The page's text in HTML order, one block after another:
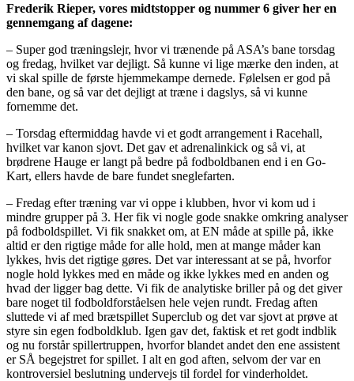
Frederik Rieper, vores midtstopper og nummer 6 giver her en
gennemgang af dagene:
– Super god træningslejr, hvor vi trænende på ASA’s bane torsdag
og fredag, hvilket var dejligt. Så kunne vi lige mærke den inden, at
vi skal spille de første hjemmekampe dernede. Følelsen er god på
den bane, og så var det dejligt at træne i dagslys, så vi kunne
fornemme det.
– Torsdag eftermiddag havde vi et godt arrangement i Racehall,
hvilket var kanon sjovt. Det gav et adrenalinkick og så vi, at
brødrene Hauge er langt på bedre på fodboldbanen end i en Go-
Kart, ellers havde de bare fundet sneglefarten.
– Fredag efter træning var vi oppe i klubben, hvor vi kom ud i
mindre grupper på 3. Her fik vi nogle gode snakke omkring analyser
på fodboldspillet. Vi fik snakket om, at EN måde at spille på, ikke
altid er den rigtige måde for alle hold, men at mange måder kan
lykkes, hvis det rigtige gøres. Det var interessant at se på, hvorfor
nogle hold lykkes med en måde og ikke lykkes med en anden og
hvad der ligger bag dette. Vi fik de analytiske briller på og det giver
bare noget til fodboldforståelsen hele vejen rundt. Fredag aften
sluttede vi af med brætspillet Superclub og det var sjovt at prøve at
styre sin egen fodboldklub. Igen gav det, faktisk et ret godt indblik
og nu forstår spillertruppen, hvorfor blandet andet den ene assistent
er SÅ begejstret for spillet. I alt en god aften, selvom der var en
kontroversiel beslutning undervejs til fordel for vinderholdet.